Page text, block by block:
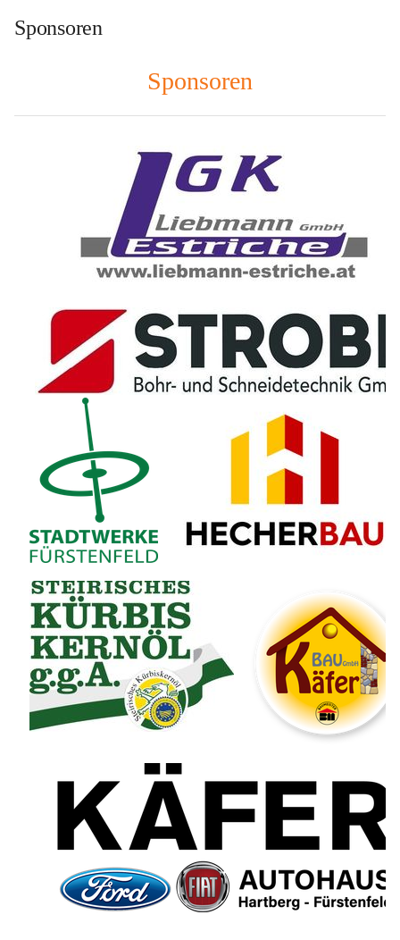
Sponsoren
Sponsoren